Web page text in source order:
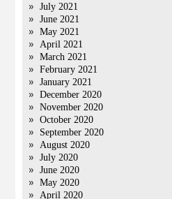
July 2021
June 2021
May 2021
April 2021
March 2021
February 2021
January 2021
December 2020
November 2020
October 2020
September 2020
August 2020
July 2020
June 2020
May 2020
April 2020